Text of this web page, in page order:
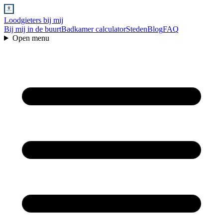
Loodgieters bij mij
Bij mij in de buurtBadkamer calculatorStedenBlogFAQ
Open menu